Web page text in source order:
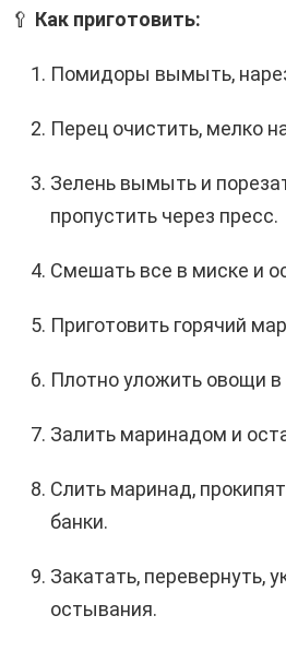
🥄 Как приготовить:
Помидоры вымыть,
Перец очистить, мелко
Зелень вымыть и
пропустить через пресс.
Смешать все в миске и
Приготовить горячий
Плотно уложить овощи в
Залить маринадом и
Слить маринад,
банки.
Закатать, перевернуть,
остывания.